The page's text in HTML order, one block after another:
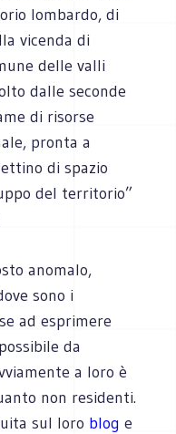
lombardo, di
vicenda di
delle valli
dalle seconde
di risorse
pronta a
di spazio
del territorio”
anomalo,
sono i
ad esprimere
da
a loro è
non residenti.
sul loro blog e